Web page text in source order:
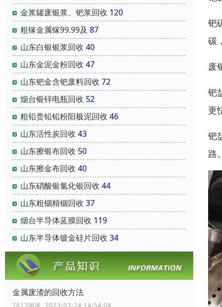
金浆罐废银浆、钯浆回收 120
粗镓金属镓99.99及 87
山东白银银浆回收 40
山东金泥金粉回收 47
山东钯金含钯废料回收 72
烟台银锌电瓶回收 52
粗铅贵铅铅粉阳极泥回收 46
山东活性炭回收 43
山东擦银布回收 50
山东擦金布回收 40
山东硝酸银氯化银回收 44
山东粗铟精铟回收 37
烟台半导体蓝膜回收 119
山东半导体镀金硅片回收 34
金属废渣的回收方法
钯
碳
废
钯
更
钯
路